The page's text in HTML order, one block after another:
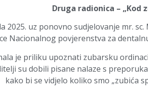
Druga radionica – „Kod
uz ponovno sudjelovanje mr. sc.
Nacionalnog povjerenstva za
je priliku upoznati zubarsku
su dobili pisane nalaze s
kako bi se vidjelo koliko smo „zubića